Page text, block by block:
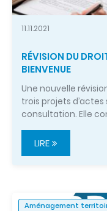
11.11.2021
RÉVISION DU
BIENVENUE
Une nouvelle
trois projets
consultation. Elle
LIRE
Aménagement